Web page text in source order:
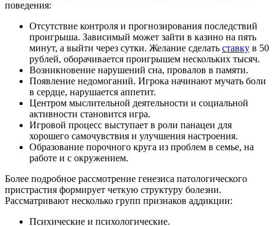
поведения:
Отсутствие контроля и прогнозирования последствий
проигрыша. Зависимый может зайти в казино на пять
минут, а выйти через сутки. Желание сделать ставку в 50
рублей, оборачивается проигрышем нескольких тысяч.
Возникновение нарушений сна, провалов в памяти.
Появление недомоганий. Игрока начинают мучать боли
в сердце, нарушается аппетит.
Центром мыслительной деятельности и социальной
активности становится игра.
Игровой процесс выступает в роли панацеи для
хорошего самочувствия и улучшения настроения.
Образование порочного круга из проблем в семье, на
работе и с окружением.
Более подробное рассмотрение генезиса патологического
пристрастия формирует четкую структуру болезни.
Рассматривают несколько групп признаков аддикции:
Психические и психологические.